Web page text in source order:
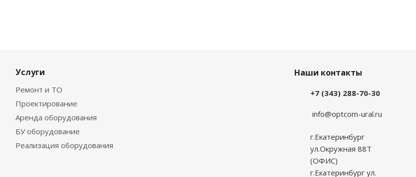
Услуги
Ремонт и ТО
Проектирование
Аренда оборудования
БУ оборудование
Реализация оборудования
Наши контакты
+7 (343) 288-70-30
info@optcom-ural.ru
г.Екатеринбург
ул.Окружная 88Т
(ОФИС)
г.Екатеринбург ул.